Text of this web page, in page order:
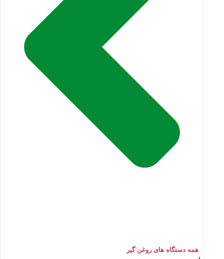
همه دستگاه های روغن گیر